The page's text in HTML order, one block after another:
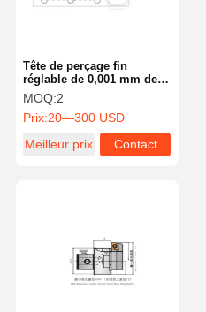
Tête de perçage fin
réglable de 0,001 mm de
précision avec une grande
répétabilité
MOQ:2
Prix:20—300 USD
Meilleur prix
Contact